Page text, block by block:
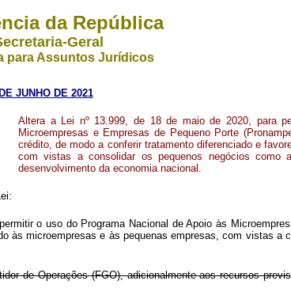
da República
Geral
para Assuntos Jurídicos
JUNHO DE 2021
Altera a Lei nº 13.999, de 18 de maio de 2020, para
Microempresas e Empresas de Pequeno Porte
crédito, de modo a conferir tratamento diferenciado e
com vistas a consolidar os pequenos negócios como
desenvolvimento da economia nacional .
o uso do Programa Nacional de Apoio às
microempresas e às pequenas empresas, com vistas a
de Operações (FGO), adicionalmente aos recursos